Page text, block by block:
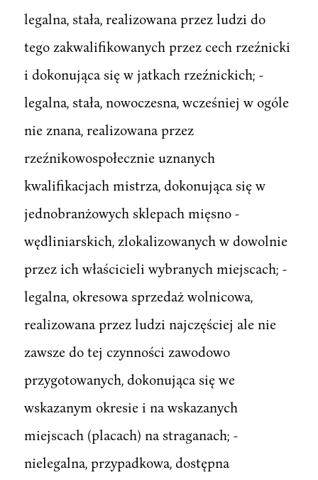
legalna, stała, realizowana przez ludzi do
tego zakwalifikowanych przez cech rzeźnicki
i dokonująca się w jatkach rzeźnickich; -
legalna, stała, nowoczesna, wcześniej w ogóle
nie znana, realizowana przez
rzeźnikowospołecznie uznanych
kwalifikacjach mistrza, dokonująca się w
jednobranżowych sklepach mięsno -
wędliniarskich, zlokalizowanych w dowolnie
przez ich właścicieli wybranych miejscach; -
legalna, okresowa sprzedaż wolnicowa,
realizowana przez ludzi najczęściej ale nie
zawsze do tej czynności zawodowo
przygotowanych, dokonująca się we
wskazanym okresie i na wskazanych
miejscach (placach) na straganach; -
nielegalna, przypadkowa, dostępna